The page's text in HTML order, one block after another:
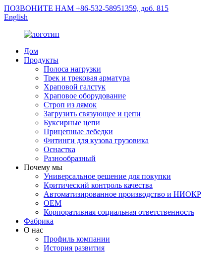
ПОЗВОНИТЕ НАМ +86-532-58951359, доб. 815
English
Дом
Продукты
Полоса нагрузки
Трек и трековая арматура
Храповой галстук
Храповое оборудование
Строп из лямок
Загрузить связующее и цепи
Буксирные цепи
Прицепные лебедки
Фитинги для кузова грузовика
Оснастка
Разнообразный
Почему мы
Универсальное решение для покупки
Критический контроль качества
Автоматизированное производство и НИОКР
ОЕМ
Корпоративная социальная ответственность
Фабрика
О нас
Профиль компании
История развития